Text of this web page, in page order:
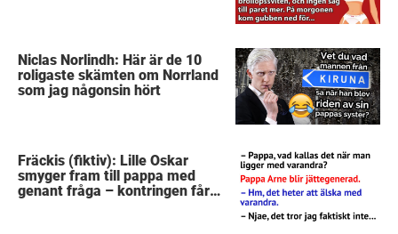
Niclas Norlindh: Här är de 10
roligaste skämten om Norrland
som jag någonsin hört
Fräckis (fiktiv): Lille Oskar
smyger fram till pappa med
genant fråga – kontringen får